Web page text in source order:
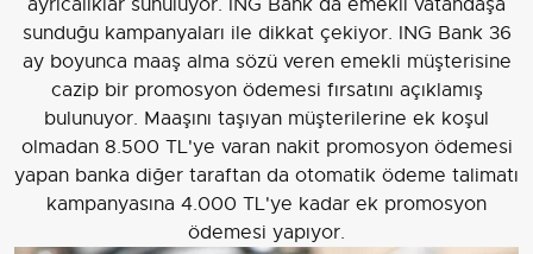
ayrıcalıklar sunuluyor. ING Bank da emekli vatandaşa
sunduğu kampanyaları ile dikkat çekiyor. ING Bank 36
ay boyunca maaş alma sözü veren emekli müşterisine
cazip bir promosyon ödemesi fırsatını açıklamış
bulunuyor. Maaşını taşıyan müşterilerine ek koşul
olmadan 8.500 TL'ye varan nakit promosyon ödemesi
yapan banka diğer taraftan da otomatik ödeme talimatı
kampanyasına 4.000 TL'ye kadar ek promosyon
ödemesi yapıyor.